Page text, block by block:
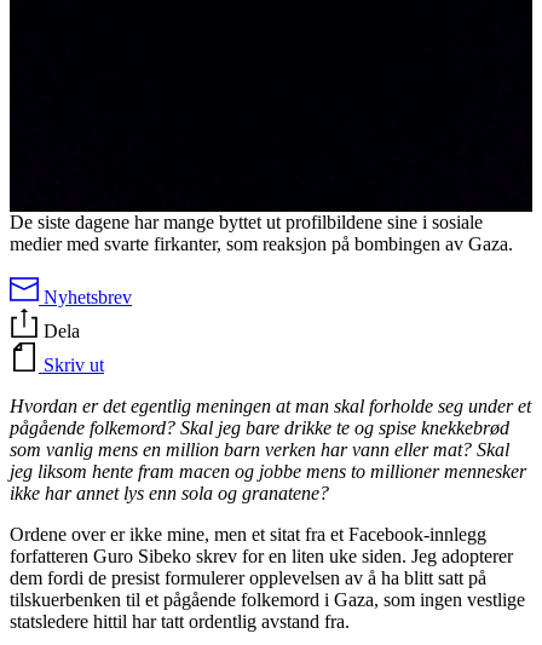
De siste dagene har mange byttet ut profilbildene sine i sosiale
medier med svarte firkanter, som reaksjon på bombingen av Gaza.
Nyhetsbrev
Dela
Skriv ut
Hvordan er det egentlig meningen at man skal forholde seg under et
pågående folkemord? Skal jeg bare drikke te og spise knekkebrød
som vanlig mens en million barn verken har vann eller mat? Skal
jeg liksom hente fram macen og jobbe mens to millioner mennesker
ikke har annet lys enn sola og granatene?
Ordene over er ikke mine, men et sitat fra et Facebook-innlegg
forfatteren Guro Sibeko skrev for en liten uke siden. Jeg adopterer
dem fordi de presist formulerer opplevelsen av å ha blitt satt på
tilskuerbenken til et pågående folkemord i Gaza, som ingen vestlige
statsledere hittil har tatt ordentlig avstand fra.